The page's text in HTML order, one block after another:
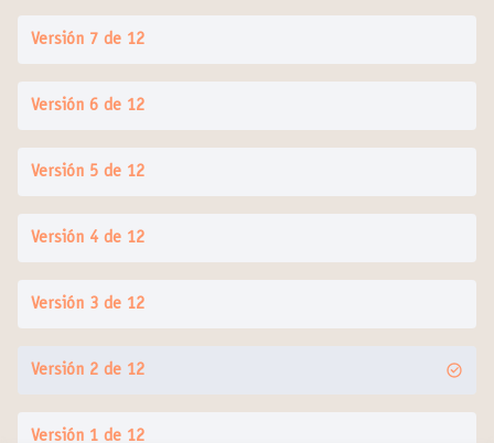
Versión 7 de 12
Versión 6 de 12
Versión 5 de 12
Versión 4 de 12
Versión 3 de 12
Versión 2 de 12
Versión 1 de 12